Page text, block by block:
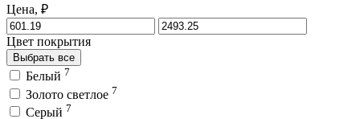
Цена, ₽
Цвет покрытия
Выбрать все
Белый 7
Золото светлое 7
Серый 7